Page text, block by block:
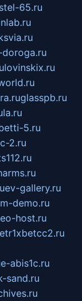
65.ru
lovinskix.ru
glasspb.ru
5.ru
2.ru
ev-gallery.ru
demo.ru
host.ru
e-abis1c.ru
sand.ru